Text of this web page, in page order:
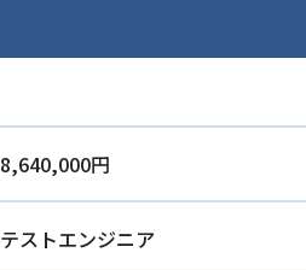
8,640,000円
テストエンジニア